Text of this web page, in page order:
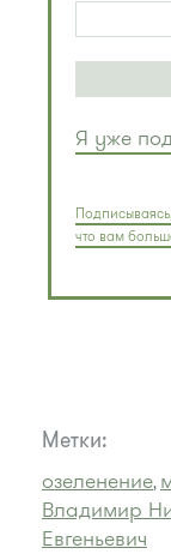
Я уже
что вам
Метки:
озеленение,
Владимир
Евгеньевич